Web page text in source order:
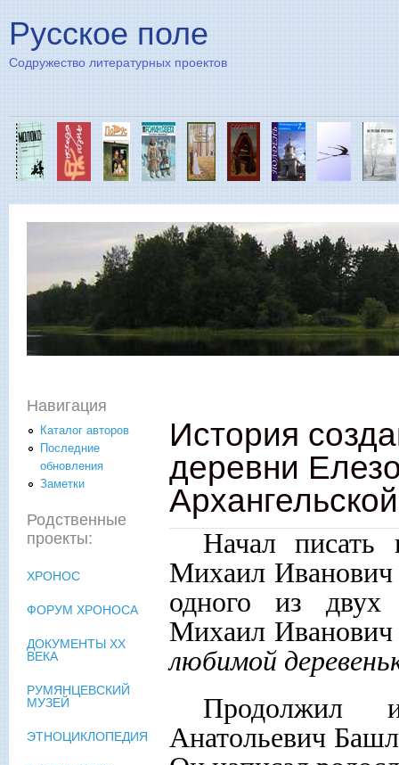
Русское поле
Содружество литературных проектов
История
деревни
Начал писать
Михаил Иванович
одного из двух
Михаил
любимой
Продолжил
Анатольевич
Навигация
Каталог авторов
Последние
обновления
Заметки
Родственные
проекты:
ХРОНОС
ФОРУМ ХРОНОСА
ДОКУМЕНТЫ XX
ВЕКА
РУМЯНЦЕВСКИЙ
МУЗЕЙ
ЭТНОЦИКЛОПЕДИЯ